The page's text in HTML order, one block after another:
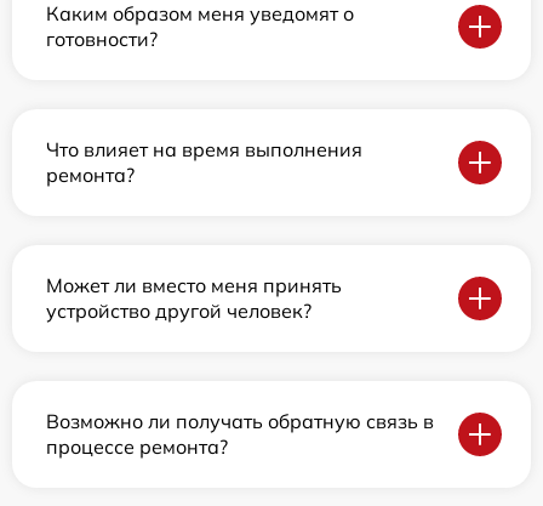
Каким образом меня уведомят о
готовности?
Что влияет на время выполнения
ремонта?
Может ли вместо меня принять
устройство другой человек?
Возможно ли получать обратную связь в
процессе ремонта?